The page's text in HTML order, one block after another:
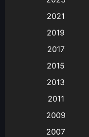
Animation อนิเมะ
Animation แอนิเมชัน
(9)
Big tits (นมใหญ่)
2021
2019
2017
2015
2013
2011
2009
2007